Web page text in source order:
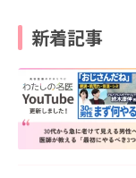
新着記事